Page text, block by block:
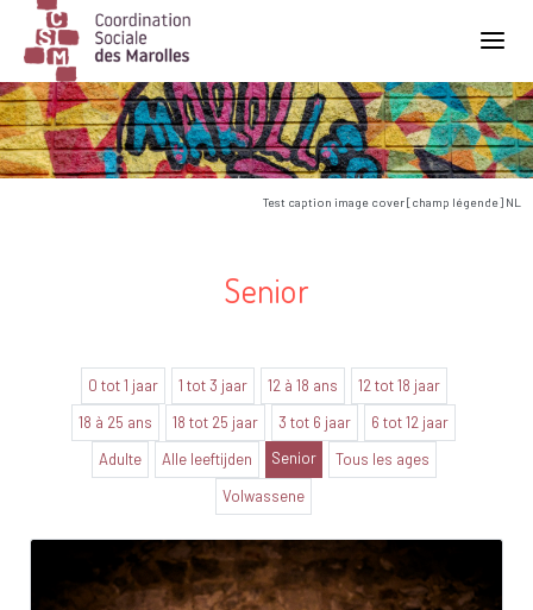
Main Navigation
Test caption image cover [champ légende] NL
Senior
0 tot 1 jaar 1 tot 3 jaar 12 à 18 ans
12 tot 18 jaar
18 à 25 ans
18 tot 25 jaar 3 tot 6 jaar
6 tot 12 jaar
Adulte
Alle leeftijden Senior
Tous les ages
Volwassene